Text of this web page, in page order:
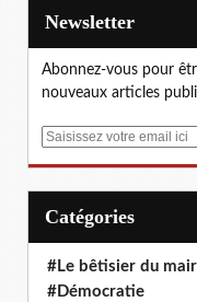
Newsletter
Abonnez-vous pour
nouveaux articles
E
Catégories
#Le bêtisier du
#Démocratie